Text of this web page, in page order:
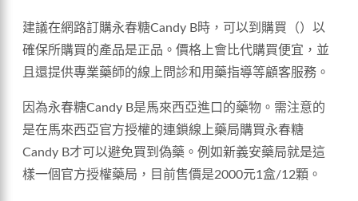
建議在網路訂購永春糖Candy B時，可以到購買（）以
確保所購買的產品是正品。價格上會比代購買便宜，並
且還提供專業藥師的線上問診和用藥指導等顧客服務。
因為永春糖Candy B是馬來西亞進口的藥物。需注意的
是在馬來西亞官方授權的連鎖線上藥局購買永春糖
Candy B才可以避免買到偽藥。例如新義安藥局就是這
樣一個官方授權藥局，目前售價是2000元1盒/12顆。